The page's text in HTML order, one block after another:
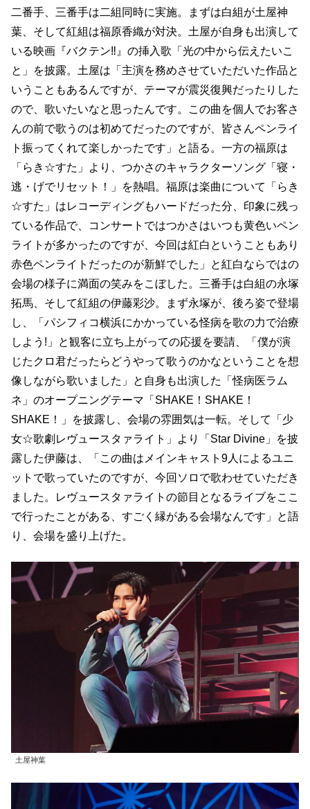
二番手、三番手は二組同時に実施。まずは白組が土屋神
葉、そして紅組は福原香織が対決。土屋が自身も出演して
いる映画『バクテン‼』の挿入歌「光の中から伝えたいこ
と」を披露。土屋は「主演を務めさせていただいた作品と
いうこともあるんですが、テーマが震災復興だったりした
ので、歌いたいなと思ったんです。この曲を個人でお客さ
んの前で歌うのは初めてだったのですが、皆さんペンライ
ト振ってくれて楽しかったです」と語る。一方の福原は
「らき☆すた」より、つかさのキャラクターソング「寝・
逃・げでリセット！」を熱唱。福原は楽曲について「らき
☆すた」はレコーディングもハードだった分、印象に残っ
ている作品で、コンサートではつかさはいつも黄色いペン
ライトが多かったのですが、今回は紅白ということもあり
赤色ペンライトだったのが新鮮でした」と紅白ならではの
会場の様子に満面の笑みをこぼした。三番手は白組の永塚
拓馬、そして紅組の伊藤彩沙。まず永塚が、後ろ姿で登場
し、「パシフィコ横浜にかかっている怪病を歌の力で治療
しよう!」と観客に立ち上がっての応援を要請、「僕が演
じたクロ君だったらどうやって歌うのかなということを想
像しながら歌いました」と自身も出演した「怪病医ラム
ネ」のオープニングテーマ「SHAKE！SHAKE！
SHAKE！」を披露し、会場の雰囲気は一転。そして「少
女☆歌劇レヴュースタァライト」より「Star Divine」を披
露した伊藤は、「この曲はメインキャスト9人によるユニ
ットで歌っていたのですが、今回ソロで歌わせていただき
ました。レヴュースタァライトの節目となるライブをここ
で行ったことがある、すごく縁がある会場なんです」と語
り、会場を盛り上げた。
土屋神葉